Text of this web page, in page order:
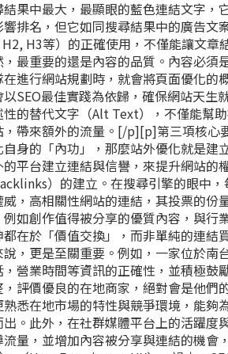
果中最大，最顯眼的藍色連結文字
響排名，但它如同搜尋結果中的廣告
H3等）的正確使用，不僅能讓文章
，最重要的還是內容的品質。內容必
在進行網站規劃時，就會將頁面優化
SEO最佳實踐為依歸，確保網站天
性的替代文字（Alt Text），不僅能幫
帶來額外的流量。[/p][p]第三項核心
身的「內功」，那麼站外優化就是建
平台建立連結與信譽，來提升網站的
）的建立。在搜尋引擎的眼中
，高相關性網站的連結，其投票的
例如創作值得被分享的優質內容，與
在於「價值交換」，而非單純的連結
說，更是至關重要。例如，一家位於
營業時間等資訊的正確性，並積極
，評價優良的在地商家，絕對會是他們
悉在地市場的特性與競爭環境，能夠
出。此外，在社群媒體平台上的活躍
流量，並增加內容被分享與連結的機